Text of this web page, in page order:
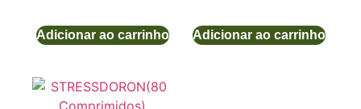
Adicionar ao carrinho Adicionar ao carrinho